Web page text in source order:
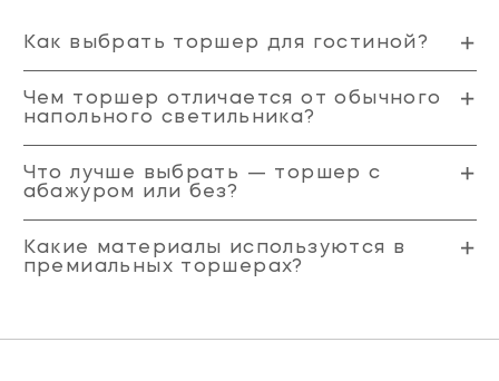
Как выбрать торшер для гостиной?
Чем торшер отличается от обычного
напольного светильника?
Что лучше выбрать — торшер с
абажуром или без?
Какие материалы используются в
премиальных торшерах?